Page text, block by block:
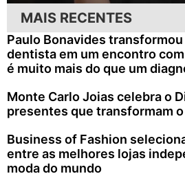
MAIS RECENTES
Paulo Bonavides
dentista em um encontro
é muito mais do que um
Monte Carlo Joias celebra o
presentes que transformam
Business of Fashion
entre as melhores lojas
moda do mundo